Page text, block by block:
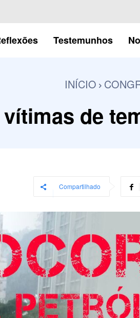
Testemunhos
INÍCIO
de
Compartilhado